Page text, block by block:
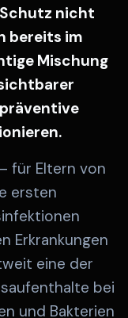
nicht
bereits im
Mischung
für Eltern von
ersten
Erkrankungen
eine der
bei
und Bakterien